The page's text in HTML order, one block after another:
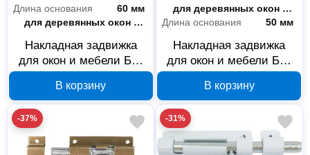
Длина основания
60 мм
Назначение
для деревянных окон и дверей
Накладная задвижка
для окон и мебели Без
37753-60
В корзину
Назначение
для деревянных окон и дверей
Длина основания
50 мм
Накладная задвижка
для окон и мебели Без
37753-50
В корзину
-37% -31%